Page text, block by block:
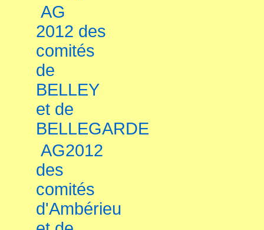
AG
2012 des
comités
de
BELLEY
et de
BELLEGARDE
AG2012
des
comités
d'Ambérieu